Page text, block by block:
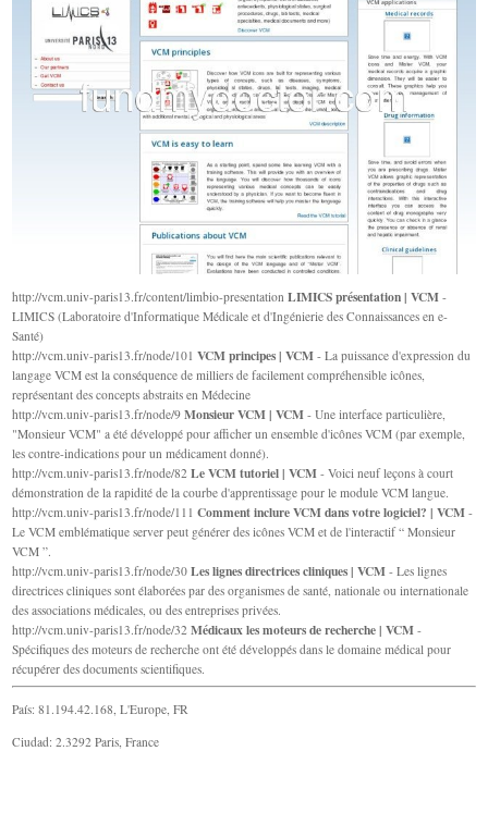
http://vcm.univ-paris13.fr/content/limbio-presentationLIMICS présentation | VCM -
LIMICS (Laboratoire d'Informatique Médicale et d'Ingénierie des Connaissances en e-
Santé)
http://vcm.univ-paris13.fr/node/101VCM principes | VCM - La puissance d'expression du
langage VCM est la conséquence de milliers de facilement compréhensible icônes,
représentant des concepts abstraits en Médecine
http://vcm.univ-paris13.fr/node/9Monsieur VCM | VCM - Une interface particulière,
"Monsieur VCM" a été développé pour afficher un ensemble d'icônes VCM (par exemple,
les contre-indications pour un médicament donné).
http://vcm.univ-paris13.fr/node/82Le VCM tutoriel | VCM - Voici neuf leçons à court
démonstration de la rapidité de la courbe d'apprentissage pour le module VCM langue.
http://vcm.univ-paris13.fr/node/111Comment inclure VCM dans votre logiciel? | VCM -
Le VCM emblématique server peut générer des icônes VCM et de l'interactif “ Monsieur
VCM ”.
http://vcm.univ-paris13.fr/node/30Les lignes directrices cliniques | VCM - Les lignes
directrices cliniques sont élaborées par des organismes de santé, nationale ou internationale
des associations médicales, ou des entreprises privées.
http://vcm.univ-paris13.fr/node/32Médicaux les moteurs de recherche | VCM -
Spécifiques des moteurs de recherche ont été développés dans le domaine médical pour
récupérer des documents scientifiques.
País: 81.194.42.168, L'Europe, FR
Ciudad: 2.3292 Paris, France